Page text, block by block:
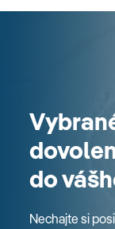
do
Nechajte si